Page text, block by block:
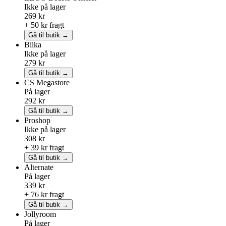
Ikke på lager
269 kr
+ 50 kr fragt
Gå til butik →
Bilka
Ikke på lager
279 kr
Gå til butik →
CS Megastore
På lager
292 kr
Gå til butik →
Proshop
Ikke på lager
308 kr
+ 39 kr fragt
Gå til butik →
Alternate
På lager
339 kr
+ 76 kr fragt
Gå til butik →
Jollyroom
På lager